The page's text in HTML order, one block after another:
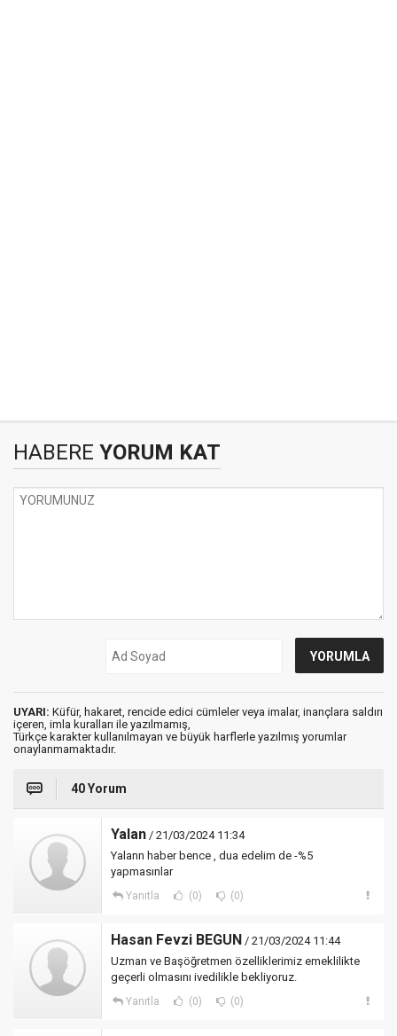
HABERE YORUM KAT
UYARI: Küfür, hakaret, rencide edici cümleler veya imalar, inançlara saldırı
içeren, imla kuralları ile yazılmamış,
Türkçe karakter kullanılmayan ve büyük harflerle yazılmış yorumlar
onaylanmamaktadır.
40 Yorum
Yalan / 21/03/2024 11:34
Yalann haber bence , dua edelim de -%5
yapmasınlar
Yanıtla (0) (0)
Hasan Fevzi BEGUN / 21/03/2024 11:44
Uzman ve Başöğretmen özelliklerimiz emeklilikte
geçerli olmasını ivedilikle bekliyoruz.
Yanıtla (0) (0)